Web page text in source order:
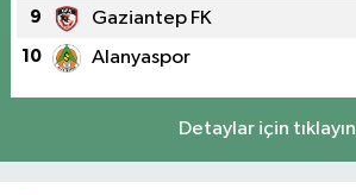
9 Gaziantep FK
10 Alanyaspor
Detaylar için tıklayın